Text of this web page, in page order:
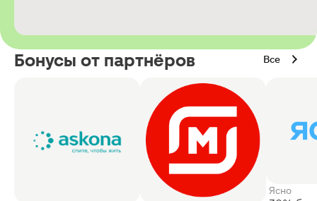
Бонусы от партнёров Все
Ясно